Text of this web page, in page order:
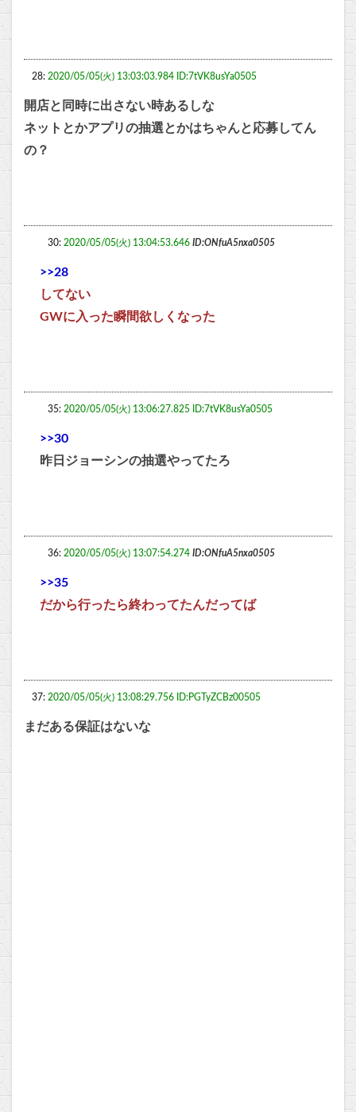
28: 2020/05/05(火) 13:03:03.984 ID:7tVK8usYa0505
開店と同時に出さない時あるしな
ネットとかアプリの抽選とかはちゃんと応募してん
の？
30: 2020/05/05(火) 13:04:53.646 ID:ONfuA5nxa0505
>>28
してない
GWに入った瞬間欲しくなった
35: 2020/05/05(火) 13:06:27.825 ID:7tVK8usYa0505
>>30
昨日ジョーシンの抽選やってたろ
36: 2020/05/05(火) 13:07:54.274 ID:ONfuA5nxa0505
>>35
だから行ったら終わってたんだってば
37: 2020/05/05(火) 13:08:29.756 ID:PGTyZCBz00505
まだある保証はないな